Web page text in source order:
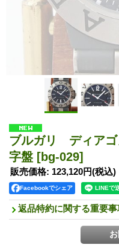
ブルガリ ディア
字盤 [bg-029]
販売価格: 123,120円(税込)
Facebookでシェア
返品特約に関する重要事